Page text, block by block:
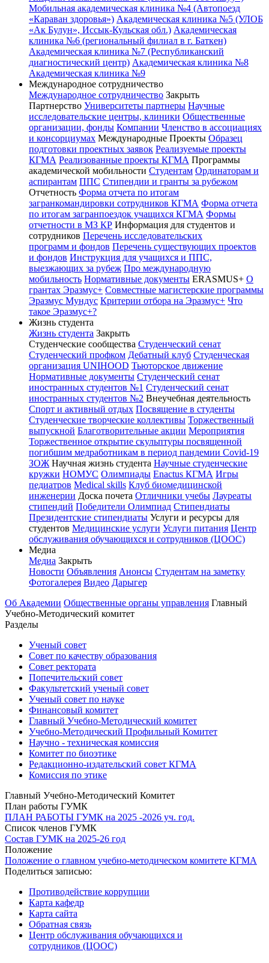
Мобильная академическая клиника №4 (Автопоезд
«Караван здоровья») Академическая клиника №5 (УЛОБ
«Ак Булун», Иссык-Кульская обл.) Академическая
клиника №6 (региональный филиал в г. Баткен)
Академическая клиника №7 (Республиканский
диагностический центр) Академическая клиника №8
Академическая клиника №9
Международное сотрудничество
Международное сотрудничество Закрыть
Партнерство Университеты партнеры Научные
исследовательские центры, клиники Общественные
организации, фонды Компании Членство в ассоциациях
и консорциумах Международные Проекты Образец
подготовки проектных заявок Реализуемые проекты
КГМА Реализованные проекты КГМА Программы
академической мобильности Студентам Ординаторам и
аспирантам ППС Стипендии и гранты за рубежом
Отчетность Форма отчета по итогам
загранкомандировки сотрудников КГМА Форма отчета
по итогам загранпоездок учащихся КГМА Формы
отчетности в МЗ КР Информация для студентов и
сотрудников Перечень исследовательских
программ и фондов Перечень существующих проектов
и фондов Инструкция для учащихся и ППС,
выезжающих за рубеж Про международную
мобильность Нормативные документы ERASMUS+ О
грантах Эразмус+ Совместные магистерские программы
Эразмус Мундус Критерии отбора на Эразмус+ Что
такое Эразмус+?
Жизнь студента
Жизнь студента Закрыть
Студенческие сообщества Студенческий сенат
Студенческий профком Дебатный клуб Студенческая
организация UNIHOOD Тьюторское движение
Нормативные документы Студенческий сенат
иностранных студентов №1 Студенческий сенат
иностранных студентов №2 Внеучебная деятельность
Спорт и активный отдых Посвящение в студенты
Студенческие творческие коллективы Торжественный
выпускной Благотворительные акции Мероприятия
Торжественное открытие скульптуры посвященной
погибшим медработникам в период пандемии Covid-19
ЗОЖ Научная жизнь студента Научные студенческие
кружки НОМУС Олимпиады Enactus КГМА Игры
педиатров Medical skills Клуб биомедицинской
инженерии Доска почета Отличники учебы Лауреаты
стипендий Победители Олимпиад Стипендиаты
Президентские стипендиаты Услуги и ресурсы для
студентов Медицинские услуги Услуги питания Центр
обслуживания обучающихся и сотрудников (ЦООС)
Медиа
Медиа Закрыть
Новости Объявления Анонсы Студентам на заметку
Фотогалерея Видео Дарыгер
Об Академии Общественные органы управления Главный
Учебно-Методический комитет
Разделы
Ученый совет
Совет по качеству образования
Совет ректората
Попечительский совет
Факультетский ученый совет
Ученый совет по науке
Финансовый комитет
Главный Учебно-Методический комитет
Учебно-Методический Профильный Комитет
Научно - техническая комиссия
Комитет по биоэтике
Редакционно-издательский совет КГМА
Комиссия по этике
Главный Учебно-Методический Комитет
План работы ГУМК
ПЛАН РАБОТЫ ГУМК на 2025 -2026 уч. год.
Список членов ГУМК
Состав ГУМК на 2025-26 год
Положение
Положение о главном учебно-методическом комитете КГМА
Поделиться записью:
Противодействие коррупции
Карта кафедр
Карта сайта
Обратная связь
Центр обслуживания обучающихся и
сотрудников (ЦООС)